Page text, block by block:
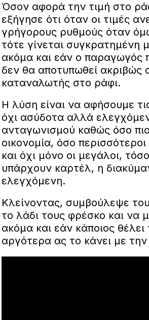
Όσον αφορά την τιμή στο
εξήγησε ότι όταν οι τιμές
γρήγορους ρυθμούς όταν
τότε γίνεται συγκρατημένη
ακόμα και εάν ο παραγωγός
δεν θα αποτυπωθεί ακριβώς
καταναλωτής στο ράφι.
Η λύση είναι να αφήσουμε
όχι ασύδοτα αλλά
ανταγωνισμού καθώς όσο
οικονομία, όσο
και όχι μόνο οι μεγάλοι,
υπάρχουν καρτέλ, η
ελεγχόμενη.
Κλείνοντας, συμβούλεψε
το λάδι τους φρέσκο και να
ακόμα και εάν κάποιος
αργότερα ας το κάνει με